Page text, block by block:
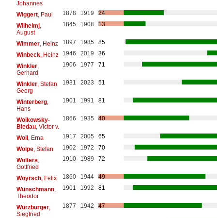
Johannes
Wiggert, Paul 1878 1919
24
Wilhelmj,
August
1845 1908 13
Wimmer, Heinz 1897 1985
85
Winbeck, Heinz 1946 2019
36
Winkler,
Gerhard
1906 1977 71
Winkler, Stefan
Georg
1931 2023 51
Winterberg,
Hans
1901 1991 81
Woikowsky-
Biedau, Victor v.
1866 1935 40
Woll, Erna 1917 2005
65
Wolpe, Stefan 1902 1972
70
Wolters
Gottfried
1910 1989 72
Woyrsch, Felix 1860 1944
49
Wünschmann,
Theodor
1901 1992 81
Würzburger,
Siegfried
1877 1942 47